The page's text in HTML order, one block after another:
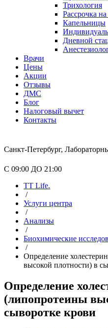
Трихология
Рассрочка
Капельницы
Дневной
Врачи
Цены
Акции
Отзывы
ДМС
Блог
Налоговый вычет
Контакты
Санкт-Петербург,
С 09:00 ДО 21:00
TT Life.
/
Услуги центра
/
Анализы
/
Биохимические
/
Определение
высокой плотности) в
Определение
(липопротеины
сыворотке крови